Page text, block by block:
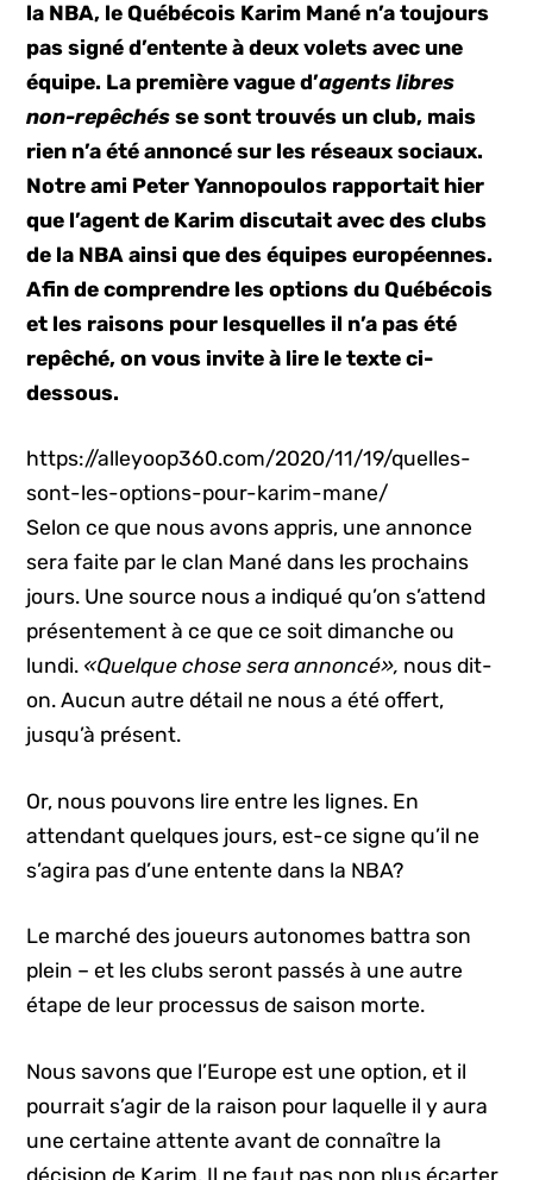
la NBA, le Québécois Karim Mané n’a toujours
pas signé d’entente à deux volets avec une
équipe. La première vague d’agents libres
non-repêchésse sont trouvés un club, mais
rien n’a été annoncé sur les réseaux sociaux.
Notre ami Peter Yannopoulos rapportait hier
que l’agent de Karim discutait avec des clubs
de la NBA ainsi que des équipes européennes.
Afin de comprendre les options du Québécois
et les raisons pour lesquelles il n’a pas été
repêché, on vous invite à lire le texte ci-
dessous.
https://alleyoop360.com/2020/11/19/quelles-
sont-les-options-pour-karim-mane/
Selon ce que nous avons appris, une annonce
sera faite par le clan Mané dans les prochains
jours. Une source nous a indiqué qu’on s’attend
présentement à ce que ce soit dimanche ou
lundi. «Quelque chose sera annoncé», nous dit-
on. Aucun autre détail ne nous a été offert,
jusqu’à présent.
Or, nous pouvons lire entre les lignes. En
attendant quelques jours, est-ce signe qu’il ne
s’agira pas d’une entente dans la NBA?
Le marché des joueurs autonomes battra son
plein – et les clubs seront passés à une autre
étape de leur processus de saison morte.
Nous savons que l’Europe est une option, et il
pourrait s’agir de la raison pour laquelle il y aura
une certaine attente avant de connaître la
décision de Karim. Il ne faut pas non plus écarter